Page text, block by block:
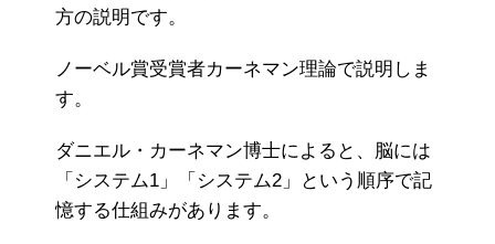
方の説明です。
ノーベル賞受賞者カーネマン理論で説明しま
す。
ダニエル・カーネマン博士によると、脳には
「システム1」「システム2」という順序で記
憶する仕組みがあります。